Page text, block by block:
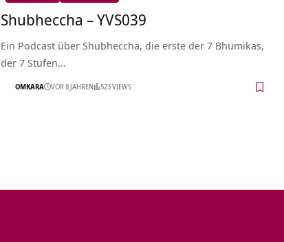
Shubheccha – YVS039
Ein Podcast über Shubheccha, die erste der 7 Bhumikas,
der 7 Stufen…
OMKARA VOR 8 JAHREN 523 VIEWS